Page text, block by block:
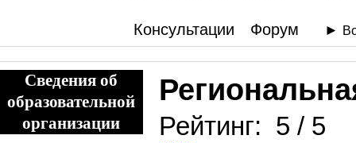
Консультации Форум
Сведения об
образовательной
организации
Рейтинг: 5 / 5